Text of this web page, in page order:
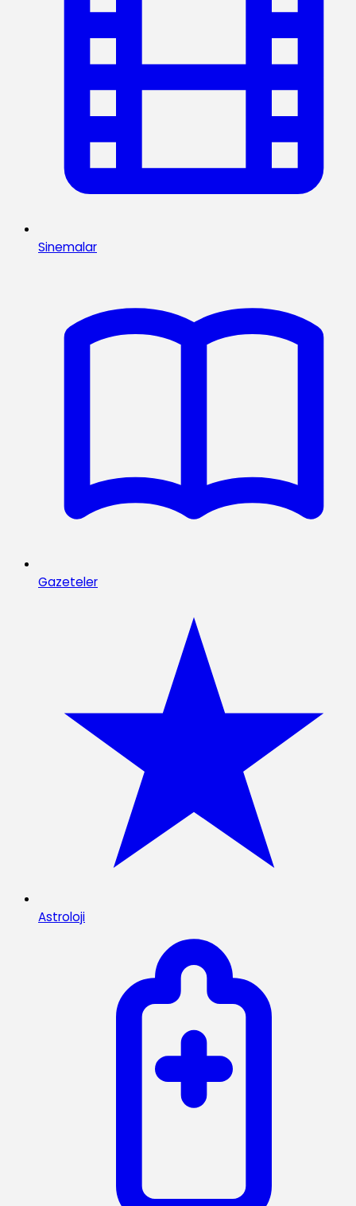
Sinemalar
Gazeteler
Astroloji